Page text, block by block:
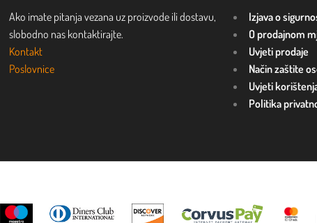
Ako imate pitanja vezana uz proizvode ili dostavu,
slobodno nas kontaktirajte.
Kontakt
Poslovnice
Izjava o
O prodajnom
Uvjeti prodaje
Način zaštite
Uvjeti
Politika